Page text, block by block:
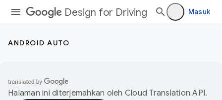
Design for Driving Masuk
ANDROID AUTO
Halaman ini diterjemahkan oleh Cloud Translation API.